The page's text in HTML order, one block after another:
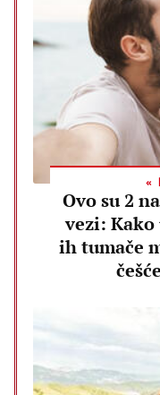
Ovo su 2
vezi: Kako
ih tumače